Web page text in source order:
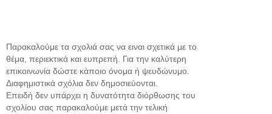
Παρακαλούμε τα σχολιά σας να ειναι σχετικά με το
θέμα, περιεκτικά και ευπρεπή. Για την καλύτερη
επικοινωνία δώστε κάποιο όνομα ή ψευδώνυμο.
Διαφημιστικά σχόλια δεν δημοσιεύονται.
Επειδή δεν υπάρχει η δυνατότητα διόρθωσης του
σχολίου σας παρακαλούμε μετά την τελική